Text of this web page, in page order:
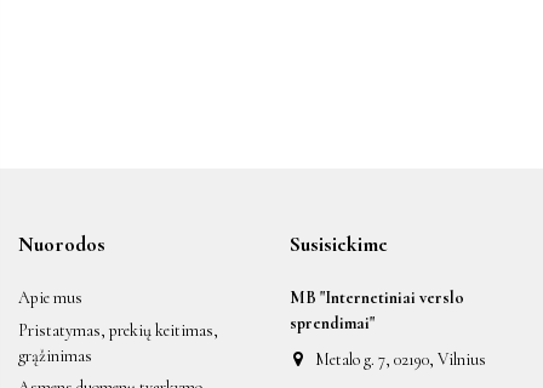
Nuorodos
Apie mus
Pristatymas, prekių keitimas,
grąžinimas
Susisiekime
MB "Internetiniai verslo
sprendimai"
Metalo g. 7, 02190, Vilnius